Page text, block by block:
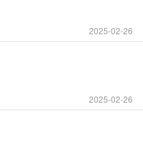
2025-02-26
2025-02-26